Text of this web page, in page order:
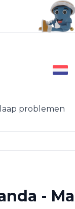
problemen
-